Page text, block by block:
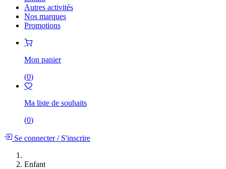
Autres activités
Nos marques
Promotions
Mon panier
(0)
Ma liste de souhaits
(0)
Se connecter/S'inscrire
Enfant